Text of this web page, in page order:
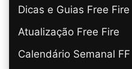
Dicas e Guias Free Fire
Atualização Free Fire
Calendário Semanal FF